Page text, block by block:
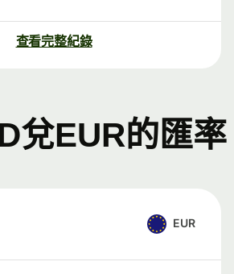
查看完整紀錄
兌EUR的匯率
EUR